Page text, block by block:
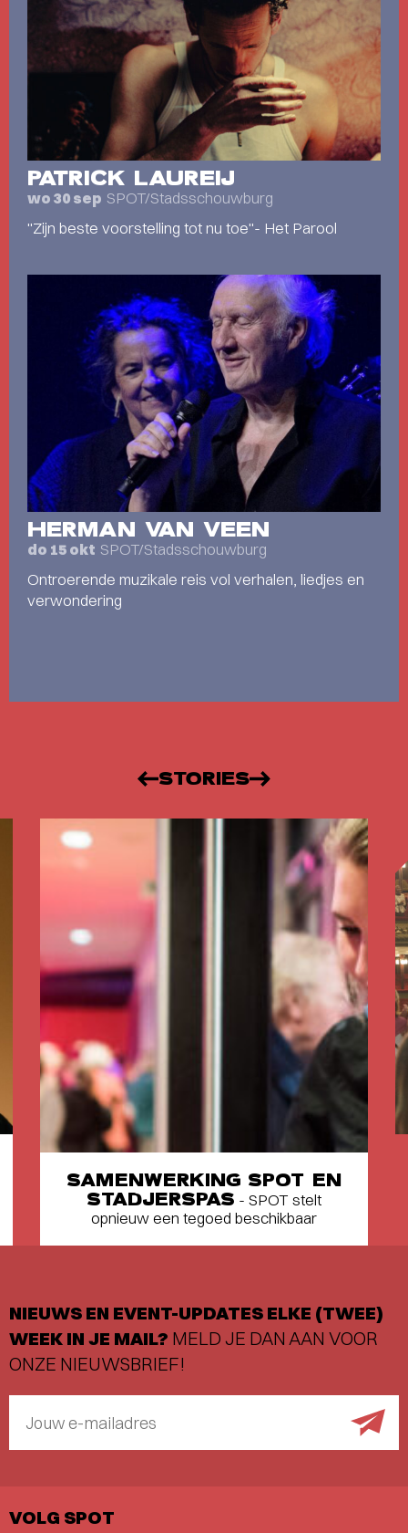
PATRICK LAUREIJ
wo 30 sep SPOT/Stadsschouwburg
"Zijn beste voorstelling tot nu toe"- Het Parool
HERMAN VAN VEEN
do 15 okt SPOT/Stadsschouwburg
Ontroerende muzikale reis vol verhalen, liedjes en
verwondering
STORIES
SAMENWERKING SPOT EN
STADJERSPAS - SPOT stelt
opnieuw een tegoed beschikbaar
NIEUWS EN EVENT-UPDATES ELKE (TWEE)
WEEK IN JE MAIL? MELD JE DAN AAN VOOR
ONZE NIEUWSBRIEF!
Jouw e-mailadres
VOLG SPOT